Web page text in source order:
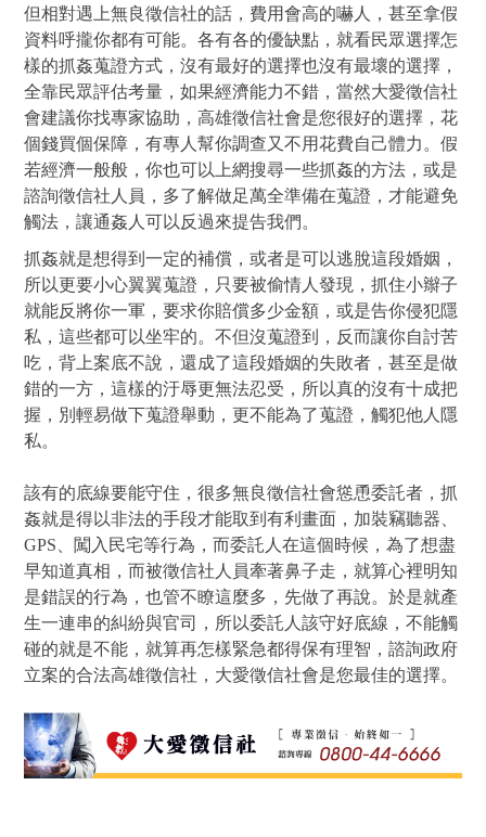
但相對遇上無良徵信社的話，費用會高的嚇人，甚至拿假
資料呼攏你都有可能。各有各的優缺點，就看民眾選擇怎
樣的抓姦蒐證方式，沒有最好的選擇也沒有最壞的選擇，
全靠民眾評估考量，如果經濟能力不錯，當然大愛徵信社
會建議你找專家協助，高雄徵信社會是您很好的選擇，花
個錢買個保障，有專人幫你調查又不用花費自己體力。假
若經濟一般般，你也可以上網搜尋一些抓姦的方法，或是
諮詢徵信社人員，多了解做足萬全準備在蒐證，才能避免
觸法，讓通姦人可以反過來提告我們。
抓姦就是想得到一定的補償，或者是可以逃脫這段婚姻，
所以更要小心翼翼蒐證，只要被偷情人發現，抓住小辮子
就能反將你一軍，要求你賠償多少金額，或是告你侵犯隱
私，這些都可以坐牢的。不但沒蒐證到，反而讓你自討苦
吃，背上案底不說，還成了這段婚姻的失敗者，甚至是做
錯的一方，這樣的汙辱更無法忍受，所以真的沒有十成把
握，別輕易做下蒐證舉動，更不能為了蒐證，觸犯他人隱
私。
該有的底線要能守住，很多無良徵信社會慫恿委託者，抓
姦就是得以非法的手段才能取到有利畫面，加裝竊聽器、
GPS、闖入民宅等行為，而委託人在這個時候，為了想盡
早知道真相，而被徵信社人員牽著鼻子走，就算心裡明知
是錯誤的行為，也管不瞭這麼多，先做了再說。於是就產
生一連串的糾紛與官司，所以委託人該守好底線，不能觸
碰的就是不能，就算再怎樣緊急都得保有理智，諮詢政府
立案的合法高雄徵信社，大愛徵信社會是您最佳的選擇。